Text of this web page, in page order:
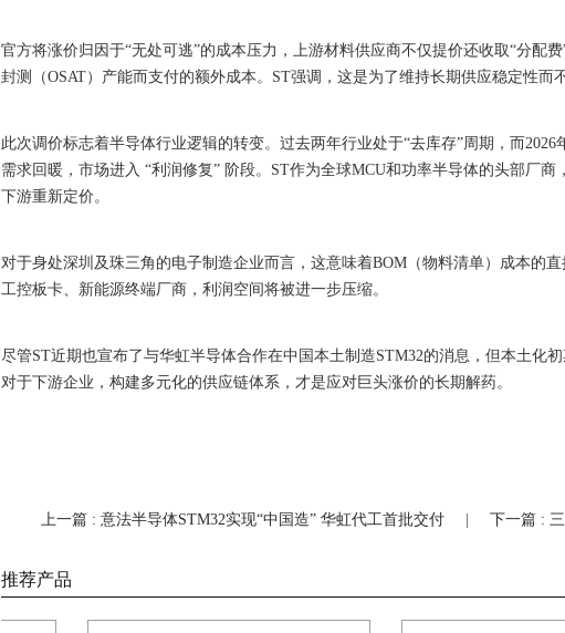
官方将涨价归因于“无处可逃”的成本压力，上游材料供应商不仅提价还收取“分配
封测（OSAT）产能而支付的额外成本。ST强调，这是为了维持长期供应稳定性而
此次调价标志着半导体行业逻辑的转变。过去两年行业处于“去库存”周期，而
需求回暖，市场进入 “利润修复” 阶段。ST作为全球MCU和功率半导体的头部厂
下游重新定价。
对于身处深圳及珠三角的电子制造企业而言，这意味着BOM（物料清单）成本的
工控板卡、新能源终端厂商，利润空间将被进一步压缩。
尽管ST近期也宣布了与华虹半导体合作在中国本土制造STM32的消息，但本土化
对于下游企业，构建多元化的供应链体系，才是应对巨头涨价的长期解药。
上一篇 : 意法半导体STM32实现“中国造” 华虹代工首批交付 下一篇 :
推荐产品